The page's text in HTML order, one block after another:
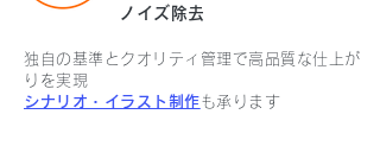
ノイズ除去
独自の基準とクオリティ管理で高品質な仕上が
りを実現
シナリオ・イラスト制作も承ります